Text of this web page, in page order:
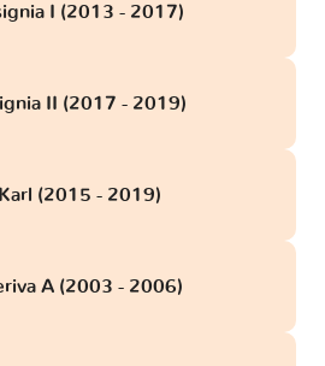
I (2013 - 2017)
II (2017 - 2019)
(2015 - 2019)
A (2003 - 2006)